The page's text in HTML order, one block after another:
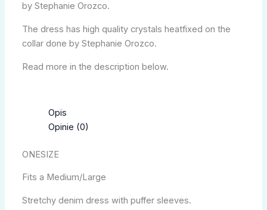
by Stephanie Orozco.
The dress has high quality crystals heatfixed on the
collar done by Stephanie Orozco.
Read more in the description below.
Opis
Opinie (0)
ONESIZE
Fits a Medium/Large
Stretchy denim dress with puffer sleeves.